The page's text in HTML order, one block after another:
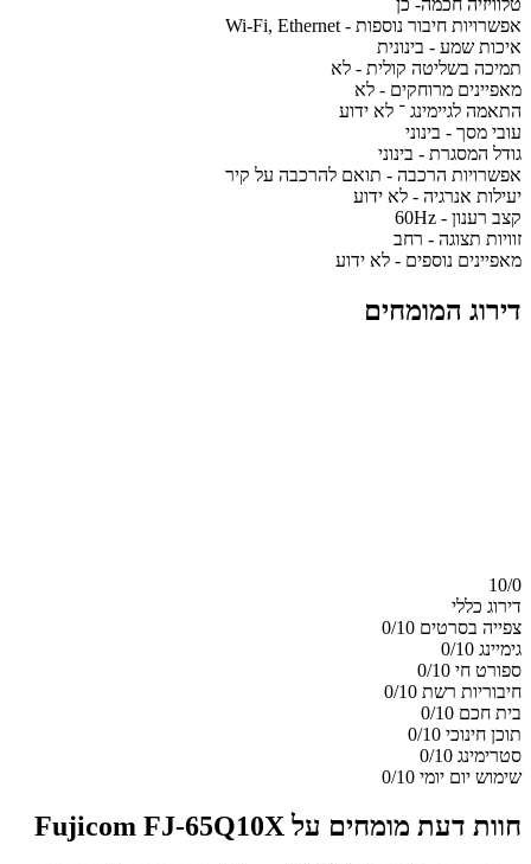
אפשרויות חיבור נוספות - Wi-Fi, Ethernet
איכות שמע - בינונית
תמיכה בשליטה קולית - לא
מאפיינים מרוחקים - לא
התאמה לגיימינג ־ לא ידוע
עובי מסך - בינוני
גודל המסגרת - בינוני
אפשרויות הרכבה - תואם להרכבה על קיר
יעילות אנרגיה - לא ידוע
קצב רענון - 60Hz
זוויות תצוגה - רחב
מאפיינים נוספים - לא ידוע
דירוג המומחים
10/0
דירוג כללי
צפייה בסרטים 0/10
גימיינג 0/10
ספורט חי 0/10
חיבוריות רשת 0/10
בית חכם 0/10
תוכן חינוכי 0/10
סטרימינג 0/10
שימוש יום יומי 0/10
חוות דעת מומחים על Fujicom FJ-65Q10X